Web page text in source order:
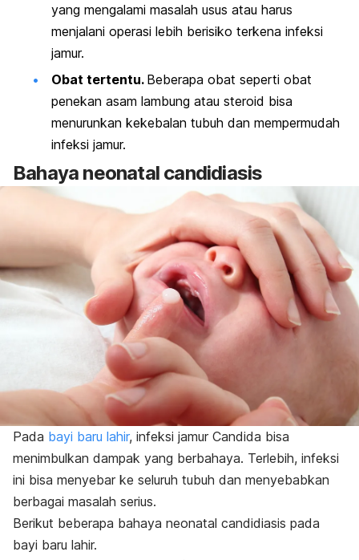
yang mengalami masalah usus atau harus
menjalani operasi lebih berisiko terkena infeksi
jamur.
Obat tertentu. Beberapa obat seperti obat
penekan asam lambung atau steroid bisa
menurunkan kekebalan tubuh dan mempermudah
infeksi jamur.
Bahaya neonatal candidiasis
Pada bayi baru lahir, infeksi jamur Candida bisa
menimbulkan dampak yang berbahaya. Terlebih, infeksi
ini bisa menyebar ke seluruh tubuh dan menyebabkan
berbagai masalah serius.
Berikut beberapa bahaya neonatal candidiasis pada
bayi baru lahir.